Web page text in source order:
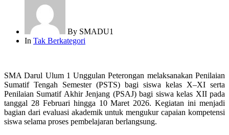
By SMADU1
In Tak Berkategori
SMA Darul Ulum 1 Unggulan Peterongan melaksanakan Penilaian
Sumatif Tengah Semester (PSTS) bagi siswa kelas X–XI serta
Penilaian Sumatif Akhir Jenjang (PSAJ) bagi siswa kelas XII pada
tanggal 28 Februari hingga 10 Maret 2026. Kegiatan ini menjadi
bagian dari evaluasi akademik untuk mengukur capaian kompetensi
siswa selama proses pembelajaran berlangsung.